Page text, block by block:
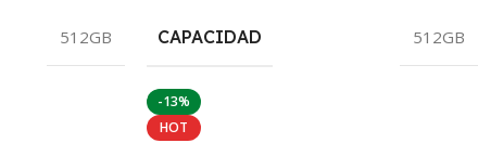
512GB CAPACIDAD 512GB
-13%
HOT